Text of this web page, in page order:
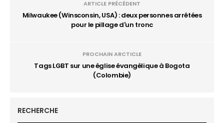
ARTICLE PRÉCÉDENT
Milwaukee (Winsconsin, USA) : deux personnes arrêtées
pour le pillage d'un tronc
PROCHAIN ARCTICLE
Tags LGBT sur une église évangélique à Bogota
(Colombie)
RECHERCHE